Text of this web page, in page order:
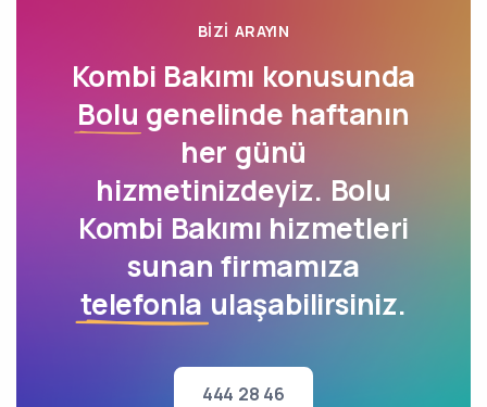
BIZI ARAYIN
Kombi Bakımı konusunda
Bolu genelinde haftanın
her günü
hizmetinizdeyiz. Bolu
Kombi Bakımı hizmetleri
sunan firmamıza
telefonla ulaşabilirsiniz.
444 28 46